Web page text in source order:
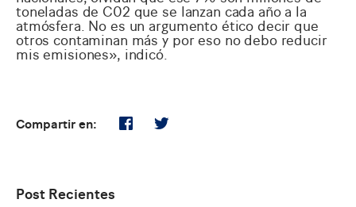
toneladas de C02 que se lanzan cada año a la
atmósfera. No es un argumento ético decir que
otros contaminan más y por eso no debo reducir
mis emisiones», indicó.
Compartir en:
Post Recientes